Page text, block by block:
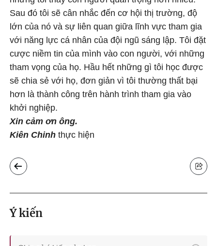
Sau đó tôi sẽ cân nhắc đến cơ hội thị trường, độ
lớn của nó và sự liên quan giữa lĩnh vực tham gia
với năng lực cá nhân của đội ngũ sáng lập. Tôi đặt
cược niềm tin của mình vào con người, với những
tham vọng của họ. Hầu hết những gì tôi học được
sẽ chia sẻ với họ, đơn giản vì tôi thường thất bại
hơn là thành công trên hành trình tham gia vào
khởi nghiệp.
Xin cảm ơn ông.
Kiên Chinh thực hiện
Ý kiến